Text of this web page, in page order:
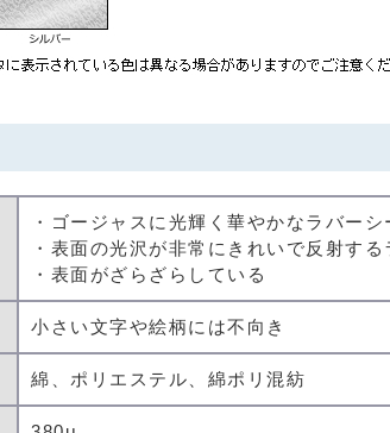
・ゴージャスに光輝く華やかなラバーシ
・表面の光沢が非常にきれいで反射す
・表面がざらざらしている
小さい文字や絵柄には不向き
綿、ポリエステル、綿ポリ混紡